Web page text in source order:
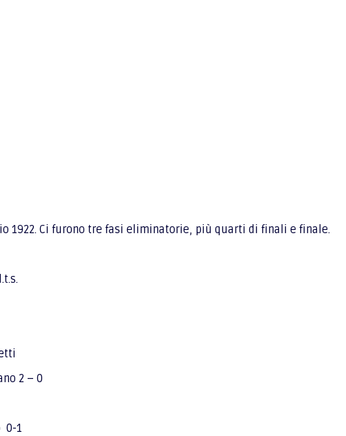
1922. Ci furono tre fasi eliminatorie, più quarti di finali e finale.
2 – 0
0-1